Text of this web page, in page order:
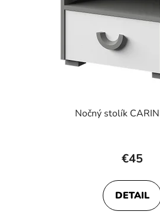
Nočný stolík
€45
DETAIL